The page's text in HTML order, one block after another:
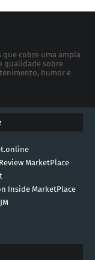
cobre uma ampla
qualidade sobre
humor e
MarketPlace
Inside MarketPlace